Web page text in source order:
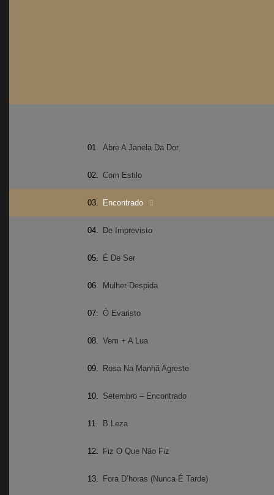
01. Abre A Janela Da Dor
02. Com Estilo
03. Encontrado
04. De Imprevisto
05. É De Ser
06. Mulher Despida
07. Ó Evaristo
08. Vem + A Lua
09. Rosa Na Manhã Agreste
10. Setembro – Encontrado
11. B.Leza
12. Fiz O Que Não Fiz
13. Fora D’horas (Nunca É Tarde)